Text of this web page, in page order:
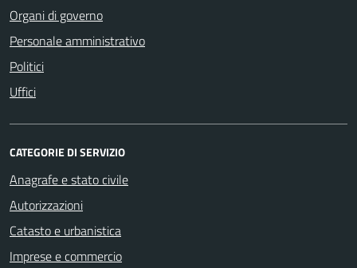
Organi di governo
Personale amministrativo
Politici
Uffici
CATEGORIE DI SERVIZIO
Anagrafe e stato civile
Autorizzazioni
Catasto e urbanistica
Imprese e commercio